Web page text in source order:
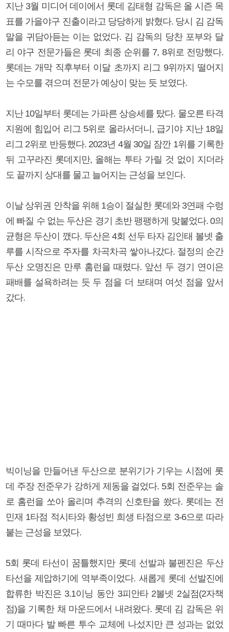
지난 3월 미디어 데이에서 롯데 김태형 감독은 올 시즌 목
표를 가을야구 진출이라고 당당하게 밝혔다. 당시 김 감독
말을 귀담아듣는 이는 없었다. 김 감독의 당찬 포부와 달
리 야구 전문가들은 롯데 최종 순위를 7, 8위로 전망했다.
롯데는 개막 직후부터 이달 초까지 리그 9위까지 떨어지
는 수모를 겪으며 전문가 예상이 맞는 듯 보였다.
지난 10일부터 롯데는 가파른 상승세를 탔다. 물오른 타격
지원에 힘입어 리그 5위로 올라서더니, 급기야 지난 18일
리그 2위로 반등했다. 2023년 4월 30일 잠깐 1위를 기록한
뒤 고꾸라진 롯데지만, 올해는 투타 가릴 것 없이 지더라
도 끝까지 상대를 물고 늘어지는 근성을 보인다.
이날 상위권 안착을 위해 1승이 절실한 롯데와 3연패 수렁
에 빠질 수 없는 두산은 경기 초반 팽팽하게 맞붙었다. 0의
균형은 두산이 깼다. 두산은 4회 선두 타자 김인태 볼넷 출
루를 시작으로 주자를 차곡차곡 쌓아나갔다. 절정의 순간
두산 오명진은 만루 홈런을 때렸다. 앞선 두 경기 연이은
패배를 설욕하려는 듯 두 점을 더 보태며 여섯 점을 앞서
갔다.
빅이닝을 만들어낸 두산으로 분위기가 기우는 시점에 롯
데 주장 전준우가 강하게 제동을 걸었다. 5회 전준우는 솔
로 홈런을 쏘아 올리며 추격의 신호탄을 쐈다. 롯데는 전
민재 1타점 적시타와 황성빈 희생 타점으로 3-6으로 따라
붙는 근성을 보였다.
5회 롯데 타선이 꿈틀했지만 롯데 선발과 불펜진은 두산
타선을 제압하기에 역부족이었다. 새롭게 롯데 선발진에
합류한 박진은 3.1이닝 동안 3피안타 2볼넷 2실점(2자책
점)을 기록한 채 마운드에서 내려왔다. 롯데 김 감독은 위
기 때마다 발 빠른 투수 교체에 나섰지만 큰 성과는 없었